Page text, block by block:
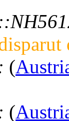
(
(